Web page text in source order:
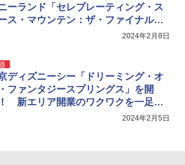
ーランド「セレブレーティング・ス
ス・マウンテン：ザ・ファイナルイ
2024年2月8日
ディズニーシー「ドリーミング・オ
ファンタジースプリングス」を開
新エリア開業のワクワクを一足早
2024年2月5日